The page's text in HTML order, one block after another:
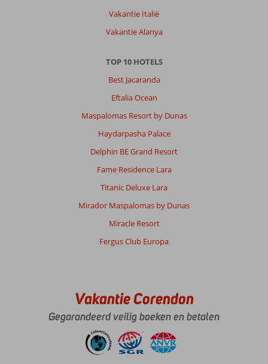
Vakantie Italië
Vakantie Alanya
TOP 10 HOTELS
Best Jacaranda
Eftalia Ocean
Maspalomas Resort by Dunas
Haydarpasha Palace
Delphin BE Grand Resort
Fame Residence Lara
Titanic Deluxe Lara
Mirador Maspalomas by Dunas
Miracle Resort
Fergus Club Europa
Vakantie Corendon
Gegarandeerd veilig boeken en betalen